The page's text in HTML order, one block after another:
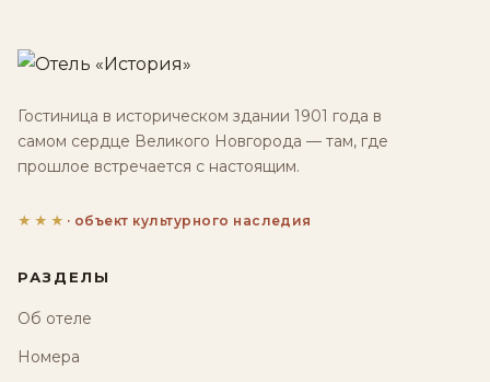
Гостиница в историческом здании 1901 года в
самом сердце Великого Новгорода — там, где
прошлое встречается с настоящим.
★★★ · объект культурного наследия
РАЗДЕЛЫ
Об отеле
Номера